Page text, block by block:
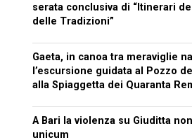
serata conclusiva di “Itinerari
delle Tradizioni”
Gaeta, in canoa tra meraviglie
l’escursione guidata al Pozzo
alla Spiaggetta dei Quaranta
A Bari la violenza su Giuditta
unicum